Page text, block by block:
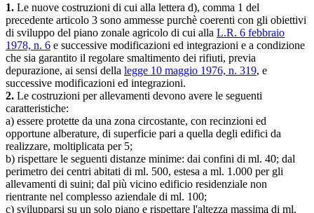
1. Le nuove costruzioni di cui alla lettera d), comma 1 del
precedente articolo 3 sono ammesse purchè coerenti con gli obiettivi
di sviluppo del piano zonale agricolo di cui alla L.R. 6 febbraio
1978, n. 6 e successive modificazioni ed integrazioni e a condizione
che sia garantito il regolare smaltimento dei rifiuti, previa
depurazione, ai sensi della legge 10 maggio 1976, n. 319, e
successive modificazioni ed integrazioni.
2. Le costruzioni per allevamenti devono avere le seguenti
caratteristiche:
a) essere protette da una zona circostante, con recinzioni ed
opportune alberature, di superficie pari a quella degli edifici da
realizzare, moltiplicata per 5;
b) rispettare le seguenti distanze minime: dai confini di ml. 40; dal
perimetro dei centri abitati di ml. 500, estesa a ml. 1.000 per gli
allevamenti di suini; dal più vicino edificio residenziale non
rientrante nel complesso aziendale di ml. 100;
c) svilupparsi su un solo piano e rispettare l'altezza massima di ml.